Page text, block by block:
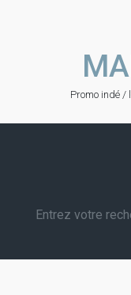
Promo indé /